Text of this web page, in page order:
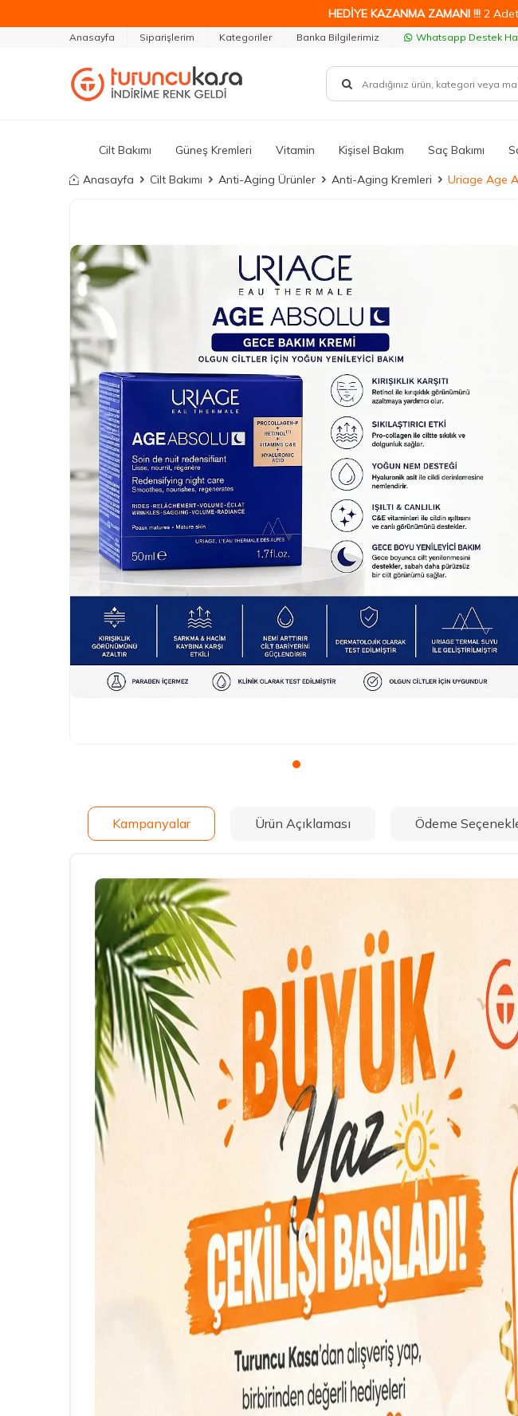
HEDİYE KAZANMA ZAMANI !!! 2
Anasayfa Siparişlerim Kategoriler Banka Bilgilerimiz Whatsapp Destek
Cilt Bakımı Güneş Kremleri Vitamin Kişisel Bakım Saç Bakımı
Anasayfa Cilt Bakımı Anti-Aging Ürünler Anti-Aging Kremleri Uriage Age
Kampanyalar Ürün Açıklaması Ödeme